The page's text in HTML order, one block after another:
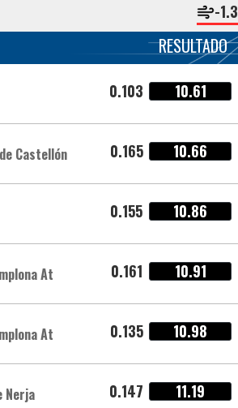
-1.3
RESULTADO
0.103 10.61
Castellón 0.165 10.66
0.155 10.86
At 0.161 10.91
At 0.135 10.98
Nerja 0.147 11.19